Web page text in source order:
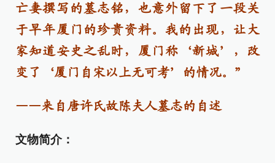
亡妻撰写的墓志铭，也意外留下了一段关
于早年厦门的珍贵资料。我的出现，让大
家知道安史之乱时，厦门称‘新城’，改
变了‘厦门自宋以上无可考’的情况。”
——来自唐许氏故陈夫人墓志的自述
文物简介：